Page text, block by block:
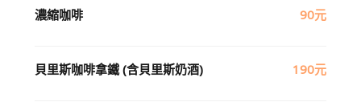
濃縮咖啡 90元
貝里斯咖啡拿鐵 (含貝里斯奶酒) 190元